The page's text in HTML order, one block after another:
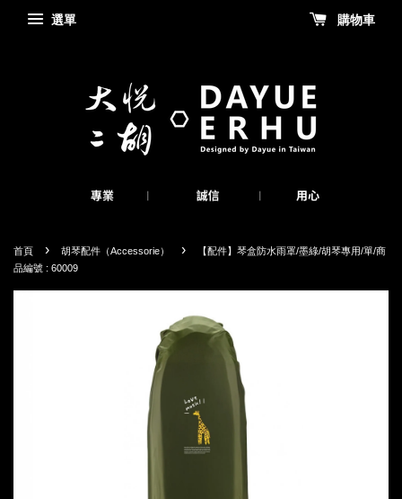
選單 購物車
首頁 › 胡琴配件（Accessorie） ›
【配件】琴盒防水雨罩/墨綠/胡琴專用/單/商
品編號 : 60009